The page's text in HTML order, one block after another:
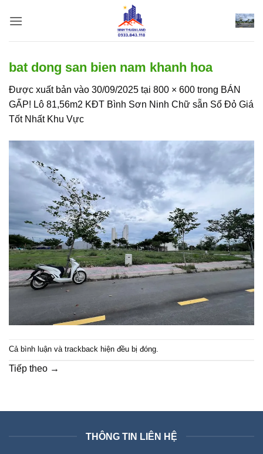
qua
bat dong san bien nam khanh hoa
Được xuất bản vào 30/09/2025 tại 800 × 600 trong BÁN
GẤP! Lô 81,56m2 KĐT Bình Sơn Ninh Chữ sẵn Sổ Đỏ Giá
Tốt Nhất Khu Vực
Cả bình luận và trackback hiện đều bị đóng.
Tiếp theo →
THÔNG TIN LIÊN HỆ